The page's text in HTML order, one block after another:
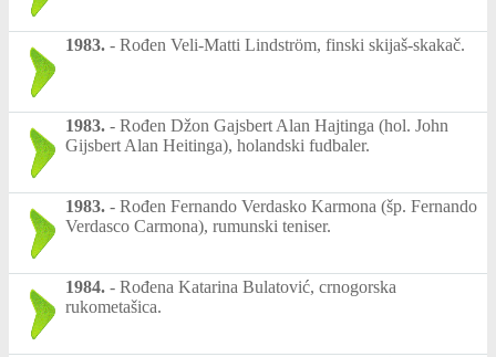
1983. - Rođen Veli-Matti Lindström‎, finski skijaš-skakač.
1983. - Rođen Džon Gajsbert Alan Hajtinga (hol. John
Gijsbert Alan Heitinga), holandski fudbaler.
1983. - Rođen Fernando Verdasko Karmona (šp. Fernando
Verdasco Carmona), rumunski teniser.
1984. - Rođena Katarina Bulatović, crnogorska
rukometašica.